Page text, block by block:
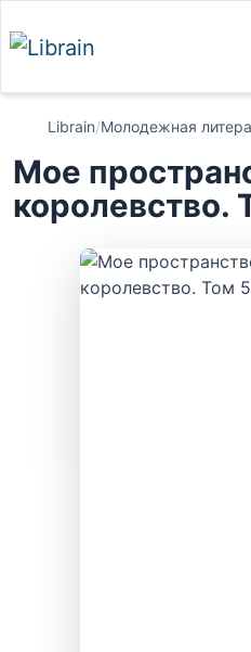
Librain/Молодежная
Мое
королевство.